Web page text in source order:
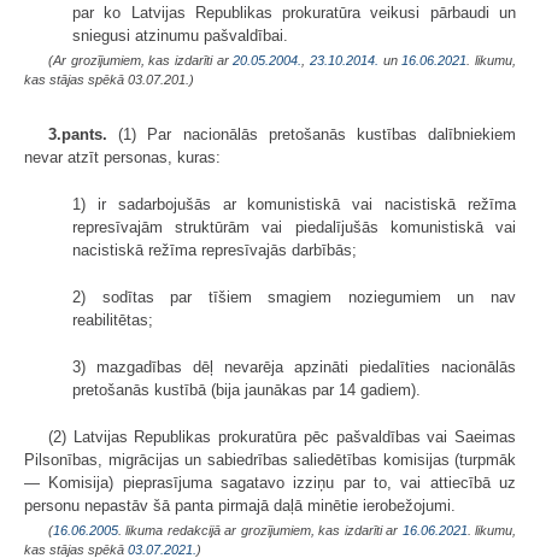
par ko Latvijas Republikas prokuratūra veikusi pārbaudi un
sniegusi atzinumu pašvaldībai.
(Ar grozījumiem, kas izdarīti ar20.05.2004. ,23.10.2014. un 16.06.2021
. likumu,
kas stājas spēkā 03.07.201.)
3.pants. (1) Par nacionālās pretošanās kustības dalībniekiem
nevar atzīt personas, kuras:
1) ir sadarbojušās ar komunistiskā vai nacistiskā režīma
represīvajām struktūrām vai piedalījušās komunistiskā vai
nacistiskā režīma represīvajās darbībās;
2) sodītas par tīšiem smagiem noziegumiem un nav
reabilitētas;
3) mazgadības dēļ nevarēja apzināti piedalīties nacionālās
pretošanās kustībā (bija jaunākas par 14 gadiem).
(2) Latvijas Republikas prokuratūra pēc pašvaldības vai Saeimas
Pilsonības, migrācijas un sabiedrības saliedētības komisijas (turpmāk
— Komisija) pieprasījuma sagatavo izziņu par to, vai attiecībā uz
personu nepastāv šā panta pirmajā daļā minētie ierobežojumi.
(16.06.2005 . likuma redakcijā ar grozījumiem, kas izdarīti ar 16.06.2021 . likumu,
kas stājas spēkā 03.07.2021. )